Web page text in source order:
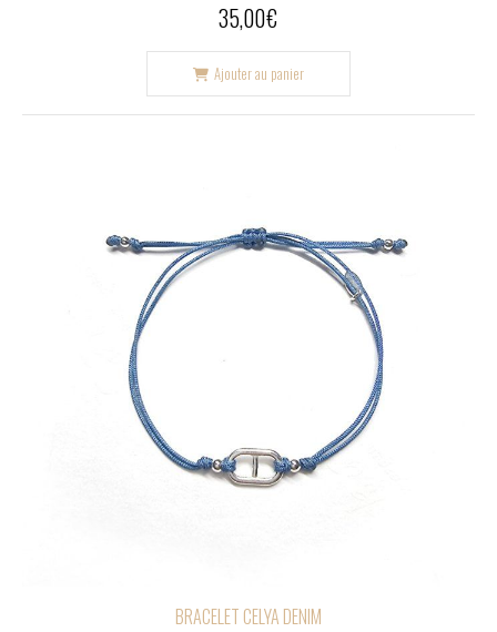
35,00€
Ajouter au panier
BRACELET CELYA DENIM